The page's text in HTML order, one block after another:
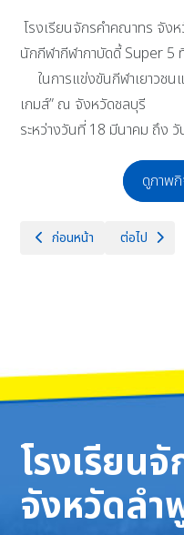
โรงเรียนจักรคำคณาทร จัง
นักกีฬากีฬากาบัดดี้ Super
ในการแข่งขันกีฬาเยาวชน
เกมส์” ณ จังหวัดชลบุรี
ระหว่างวันที่ 18 มีนาคม ถึง
ดูภาพ
เนื้อหาก่อนหน้า: สอบคัดเลือ
ก่อนหน้า เนื้อหาถัดไ
ต่อไป
โรงเรียน
จังหวัดลำ